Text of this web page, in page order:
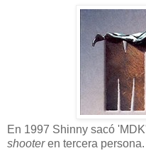
En 1997 Shinny sacó
shooteren tercera persona.